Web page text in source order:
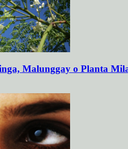
Malunggay o Planta